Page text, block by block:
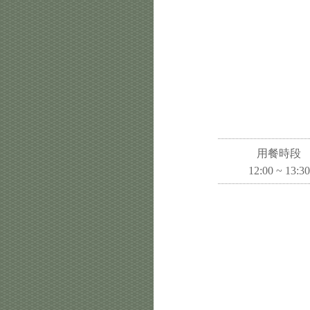
用餐時段
12:00 ~ 13:30